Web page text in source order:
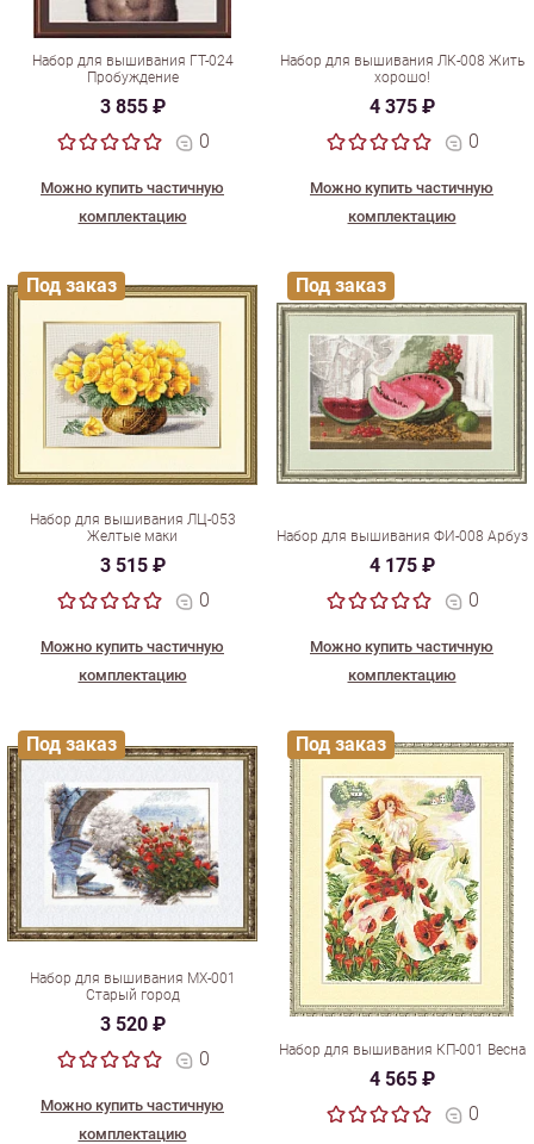
Набор для вышивания ГТ-024
Пробуждение
3 855 ₽
0
Можно купить частичную
комплектацию
Набор для вышивания ЛК-008 Жить
хорошо!
4 375 ₽
0
Можно купить частичную
комплектацию
Набор для вышивания ЛЦ-053
Желтые маки
3 515 ₽
0
Можно купить частичную
комплектацию
Под заказ
Набор для вышивания ФИ-008 Арбуз
4 175 ₽
0
Можно купить частичную
комплектацию
Под заказ
Набор для вышивания МХ-001
Старый город
3 520 ₽
0
Можно купить частичную
комплектацию
Под заказ
Набор для вышивания КП-001 Весна
4 565 ₽
0
Под заказ